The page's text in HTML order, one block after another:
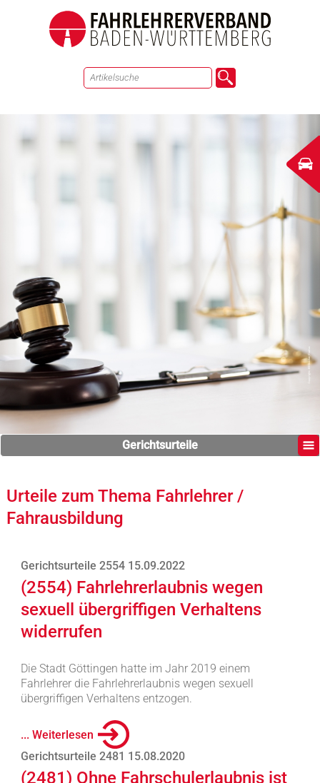
Gerichtsurteile
Urteile zum Thema Fahrlehrer /
Fahrausbildung
Gerichtsurteile 2554 15.09.2022
(2554) Fahrlehrerlaubnis wegen
sexuell übergriffigen Verhaltens
widerrufen
Die Stadt Göttingen hatte im Jahr 2019 einem
Fahrlehrer die Fahrlehrerlaubnis wegen sexuell
übergriffigen Verhaltens entzogen.
... Weiterlesen
Gerichtsurteile 2481 15.08.2020
(2481) Ohne Fahrschulerlaubnis ist